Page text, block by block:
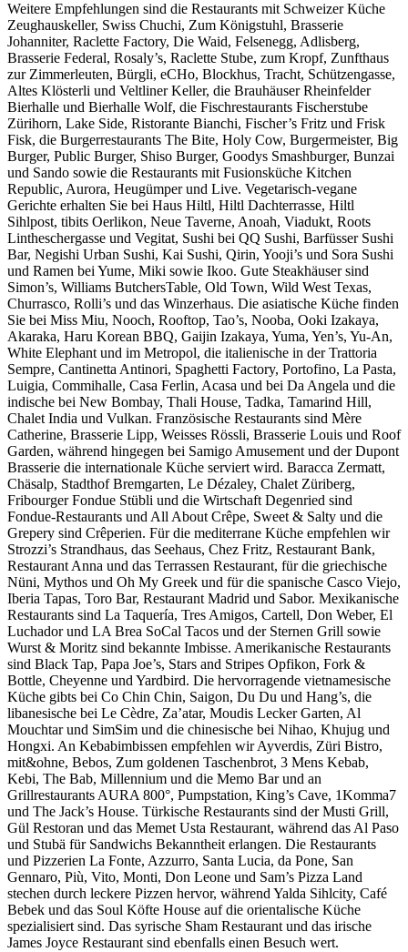
Weitere Empfehlungen sind die Restaurants mit Schweizer Küche
Zeughauskeller, Swiss Chuchi, Zum Königstuhl, Brasserie
Johanniter, Raclette Factory, Die Waid, Felsenegg, Adlisberg,
Brasserie Federal, Rosaly’s, Raclette Stube, zum Kropf, Zunfthaus
zur Zimmerleuten, Bürgli, eCHo, Blockhus, Tracht, Schützengasse,
Altes Klösterli und Veltliner Keller, die Brauhäuser Rheinfelder
Bierhalle und Bierhalle Wolf, die Fischrestaurants Fischerstube
Zürihorn, Lake Side, Ristorante Bianchi, Fischer’s Fritz und Frisk
Fisk, die Burgerrestaurants The Bite, Holy Cow, Burgermeister, Big
Burger, Public Burger, Shiso Burger, Goodys Smashburger, Bunzai
und Sando sowie die Restaurants mit Fusionsküche Kitchen
Republic, Aurora, Heugümper und Live. Vegetarisch-vegane
Gerichte erhalten Sie bei Haus Hiltl, Hiltl Dachterrasse, Hiltl
Sihlpost, tibits Oerlikon, Neue Taverne, Anoah, Viadukt, Roots
Lintheschergasse und Vegitat, Sushi bei QQ Sushi, Barfüsser Sushi
Bar, Negishi Urban Sushi, Kai Sushi, Qirin, Yooji’s und Sora Sushi
und Ramen bei Yume, Miki sowie Ikoo. Gute Steakhäuser sind
Simon’s, Williams ButchersTable, Old Town, Wild West Texas,
Churrasco, Rolli’s und das Winzerhaus. Die asiatische Küche finden
Sie bei Miss Miu, Nooch, Rooftop, Tao’s, Nooba, Ooki Izakaya,
Akaraka, Haru Korean BBQ, Gaijin Izakaya, Yuma, Yen’s, Yu-An,
White Elephant und im Metropol, die italienische in der Trattoria
Sempre, Cantinetta Antinori, Spaghetti Factory, Portofino, La Pasta,
Luigia, Commihalle, Casa Ferlin, Acasa und bei Da Angela und die
indische bei New Bombay, Thali House, Tadka, Tamarind Hill,
Chalet India und Vulkan. Französische Restaurants sind Mère
Catherine, Brasserie Lipp, Weisses Rössli, Brasserie Louis und Roof
Garden, während hingegen bei Samigo Amusement und der Dupont
Brasserie die internationale Küche serviert wird. Baracca Zermatt,
Chäsalp, Stadthof Bremgarten, Le Dézaley, Chalet Züriberg,
Fribourger Fondue Stübli und die Wirtschaft Degenried sind
Fondue-Restaurants und All About Crêpe, Sweet & Salty und die
Grepery sind Crêperien. Für die mediterrane Küche empfehlen wir
Strozzi’s Strandhaus, das Seehaus, Chez Fritz, Restaurant Bank,
Restaurant Anna und das Terrassen Restaurant, für die griechische
Nüni, Mythos und Oh My Greek und für die spanische Casco Viejo,
Iberia Tapas, Toro Bar, Restaurant Madrid und Sabor. Mexikanische
Restaurants sind La Taquería, Tres Amigos, Cartell, Don Weber, El
Luchador und LA Brea SoCal Tacos und der Sternen Grill sowie
Wurst & Moritz sind bekannte Imbisse. Amerikanische Restaurants
sind Black Tap, Papa Joe’s, Stars and Stripes Opfikon, Fork &
Bottle, Cheyenne und Yardbird. Die hervorragende vietnamesische
Küche gibts bei Co Chin Chin, Saigon, Du Du und Hang’s, die
libanesische bei Le Cèdre, Za’atar, Moudis Lecker Garten, Al
Mouchtar und SimSim und die chinesische bei Nihao, Khujug und
Hongxi. An Kebabimbissen empfehlen wir Ayverdis, Züri Bistro,
mit&ohne, Bebos, Zum goldenen Taschenbrot, 3 Mens Kebab,
Kebi, The Bab, Millennium und die Memo Bar und an
Grillrestaurants AURA 800°, Pumpstation, King’s Cave, 1Komma7
und The Jack’s House. Türkische Restaurants sind der Musti Grill,
Gül Restoran und das Memet Usta Restaurant, während das Al Paso
und Stubä für Sandwichs Bekanntheit erlangen. Die Restaurants
und Pizzerien La Fonte, Azzurro, Santa Lucia, da Pone, San
Gennaro, Più, Vito, Monti, Don Leone und Sam’s Pizza Land
stechen durch leckere Pizzen hervor, während Yalda Sihlcity, Café
Bebek und das Soul Köfte House auf die orientalische Küche
spezialisiert sind. Das syrische Sham Restaurant und das irische
James Joyce Restaurant sind ebenfalls einen Besuch wert.